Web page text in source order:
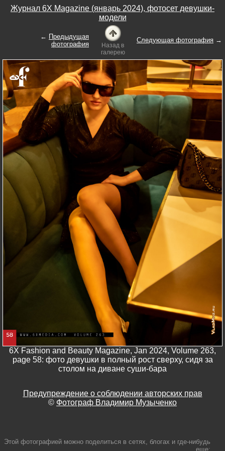
Журнал 6X Magazine (январь 2024), фотосет девушки-
модели
← Предыдущая
фотография
Назад в
галерею
Следующая фотография →
6X Fashion and Beauty Magazine, Jan 2024, Volume 263,
page 58: фото девушки в полный рост сверху, сидя за
столом на диване суши-бара
Предупреждение о соблюдении авторских прав
© Фотограф Владимир Музыченко
Этой фотографией можно поделиться в сетях, блогах и где-нибудь
еще: